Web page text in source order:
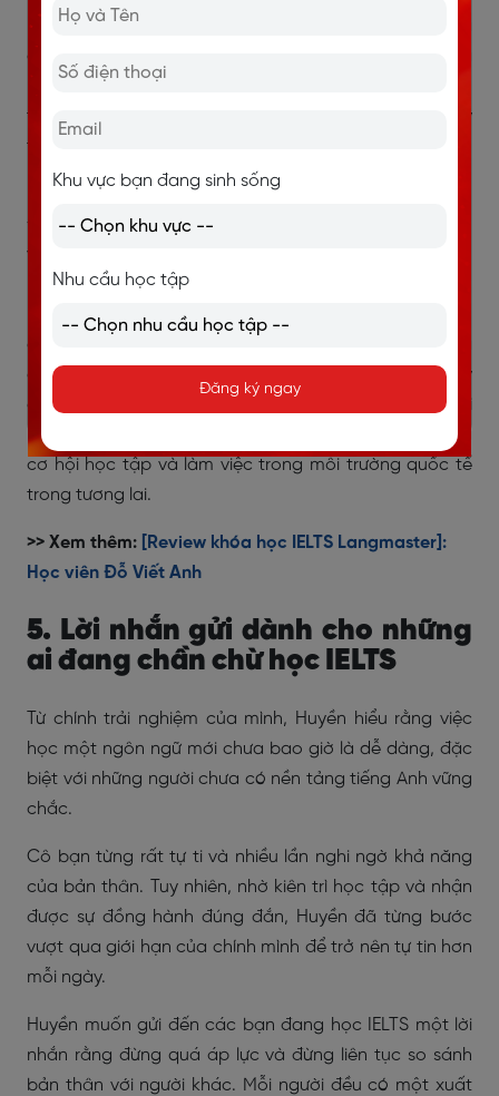
luyện tập liên tục, khả năng Speaking của Huyền đã
có những chuyển biến rõ rệt. Nếu trước đây cô thường
mất nhiều thời gian để suy nghĩ hoặc cố gắng nhớ
từng từ vựng trước khi nói thì hiện tại việc diễn đạt ý
tưởng đã trở nên tự nhiên, mạch lạc và trôi chảy hơn
rất nhiều.
Điều khiến Huyền hài lòng nhất không chỉ là sự tiến bộ
về kỹ năng mà còn là sự thay đổi trong tư duy và tâm
lý khi sử dụng tiếng Anh. Từ một người luôn lo lắng vì sợ
mắc lỗi, cô bạn giờ đây đã tự tin hơn khi giao tiếp, chủ
động thể hiện quan điểm cá nhân và không còn quá
áp lực về việc phải nói hoàn hảo. Đối với Huyền, đây
chính là bước tiến quan trọng giúp cô đến gần hơn với
mục tiêu IELTS 7.0, đồng thời sẵn sàng nắm bắt những
cơ hội học tập và làm việc trong môi trường quốc tế
trong tương lai.
>> Xem thêm:
[Review khóa học IELTS Langmaster]:
Học viên Đỗ Viết Anh
5. Lời nhắn gửi dành cho những
ai đang chần chừ học IELTS
Từ chính trải nghiệm của mình, Huyền hiểu rằng việc
học một ngôn ngữ mới chưa bao giờ là dễ dàng, đặc
biệt với những người chưa có nền tảng tiếng Anh vững
chắc.
Cô bạn từng rất tự ti và nhiều lần nghi ngờ khả năng
của bản thân. Tuy nhiên, nhờ kiên trì học tập và nhận
được sự đồng hành đúng đắn, Huyền đã từng bước
vượt qua giới hạn của chính mình để trở nên tự tin hơn
mỗi ngày.
Huyền muốn gửi đến các bạn đang học IELTS một lời
nhắn rằng đừng quá áp lực và đừng liên tục so sánh
bản thân với người khác. Mỗi người đều có một xuất
Khu vực bạn đang sinh sống
Nhu cầu học tập
Đăng ký ngay